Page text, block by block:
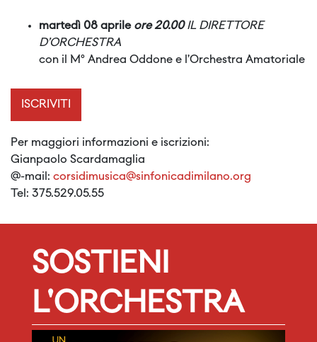
martedì 08 aprileore 20.00 IL DIRETTORE
D’ORCHESTRA
con il M° Andrea Oddone e l’Orchestra Amatoriale
ISCRIVITI
Per maggiori informazioni e iscrizioni:
Gianpaolo Scardamaglia
@-mail: corsidimusica@sinfonicadimilano.org
Tel: 375.529.05.55
SOSTIENI
L'ORCHESTRA